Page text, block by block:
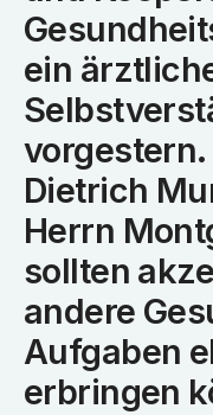
ein
vorgestern.
Dietrich
Herrn
sollten
andere
Aufgaben
erbringen